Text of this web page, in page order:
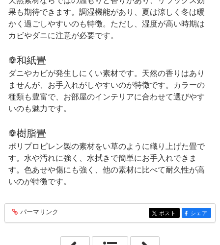
果も期待できます。調湿機能があり、夏は涼しく冬は暖
かく過ごしやすいのも特徴。ただし、湿度が高い時期は
カビやダニに注意が必要です。
❁和紙畳
ダニやカビが発生しにくい素材です。天然の香りはあり
ませんが、お手入れがしやすいのが特徴です。カラーの
種類も豊富で、お部屋のインテリアに合わせて選びやす
いのも魅力です。
❁樹脂畳
ポリプロピレン製の素材をい草のように織り上げた畳で
す。水や汚れに強く、水拭きで簡単にお手入れできま
す。色あせや傷にも強く、他の素材に比べて耐久性が高
いのが特徴です。
entry379
パーマリンク entry379
ポスト entry379
シェア
「2026年4月」